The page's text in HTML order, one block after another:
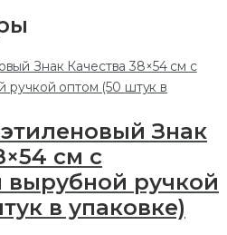
Знак
см с
вырубной ручкой
в упаковке)